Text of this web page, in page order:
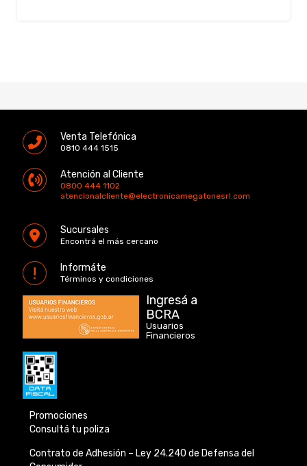
Venta Telefónica
0810 444 1515
Atención al Cliente
0800 444 1102
atencionalcliente@electronicamegatonesrl.com
Sucursales
Encontrá el más cercano
Informáte
Términos y condiciones
Ingresá a
BCRA
Usuarios
Financieros
Promociones
Consultá tu poliza
Contrato de Adhesión – Ley 24.240 de Defensa del